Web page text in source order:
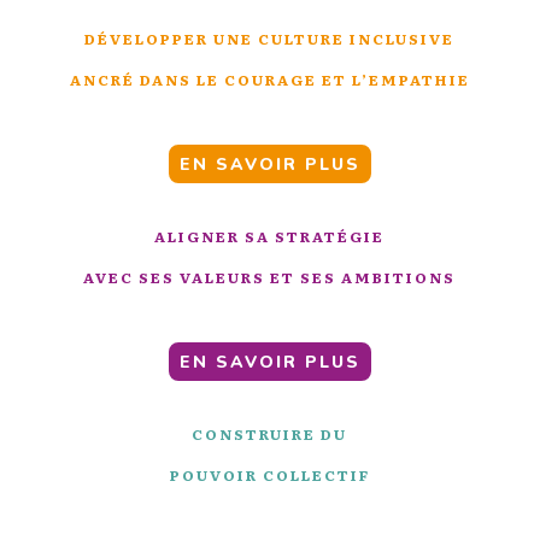
DÉVELOPPER UNE CULTURE INCLUSIVE
ANCRÉ DANS LE COURAGE ET L’EMPATHIE
EN SAVOIR PLUS
ALIGNER SA STRATÉGIE
AVEC SES VALEURS ET SES AMBITIONS
EN SAVOIR PLUS
CONSTRUIRE DU
POUVOIR COLLECTIF